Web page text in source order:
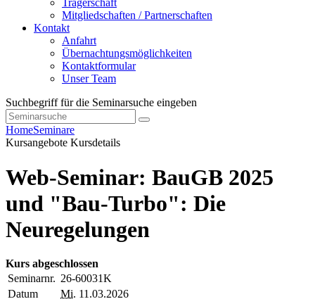
Trägerschaft
Mitgliedschaften / Partnerschaften
Kontakt
Anfahrt
Übernachtungsmöglichkeiten
Kontaktformular
Unser Team
Suchbegriff für die Seminarsuche eingeben
HomeSeminare
Kursangebote Kursdetails
Web-Seminar: BauGB 2025
und "Bau-Turbo": Die
Neuregelungen
Kurs abgeschlossen
Seminarnr. 26-60031K
Datum
Mi. 11.03.2026